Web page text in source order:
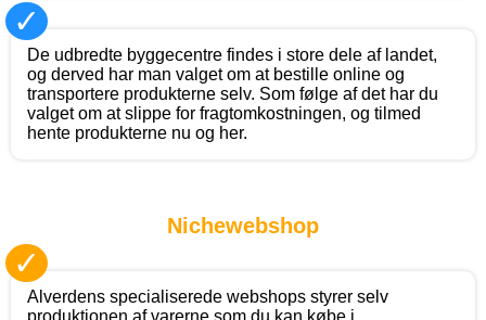
✓
De udbredte byggecentre findes i store dele af landet,
og derved har man valget om at bestille online og
transportere produkterne selv. Som følge af det har du
valget om at slippe for fragtomkostningen, og tilmed
hente produkterne nu og her.
Nichewebshop
✓
Alverdens specialiserede webshops styrer selv
produktionen af varerne som du kan købe i